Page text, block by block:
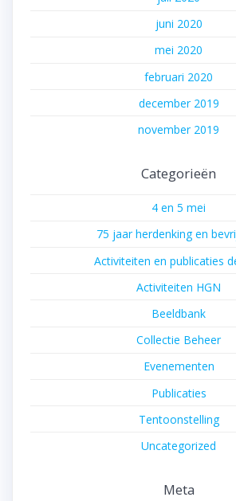
juni 2020
mei 2020
februari 2020
december 2019
november 2019
Categorieën
4 en 5 mei
75 jaar herdenking en
Activiteiten en publicaties
Activiteiten HGN
Beeldbank
Collectie Beheer
Evenementen
Publicaties
Tentoonstelling
Uncategorized
Meta